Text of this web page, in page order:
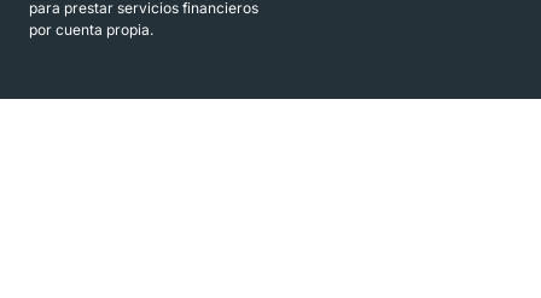
para prestar servicios financieros
por cuenta propia.